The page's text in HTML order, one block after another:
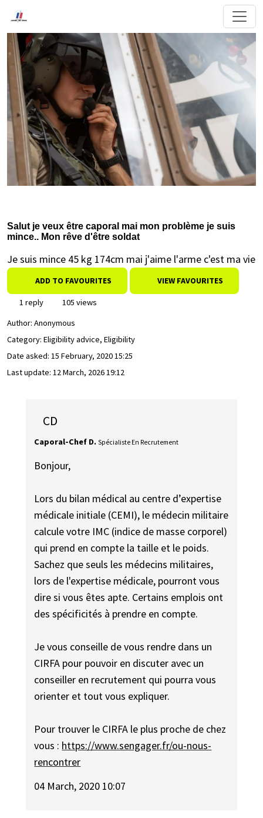
Salut je veux être caporal mai mon problème je suis
mince.. Mon rêve d'être soldat
Je suis mince 45 kg 174cm mai j'aime l'arme c'est ma vie
ADD TO FAVOURITES VIEW FAVOURITES
1 reply
105 views
Author: Anonymous
Category: Eligibility advice, Eligibility
Date asked: 15 February, 2020 15:25
Last update: 12 March, 2026 19:12
CD
Caporal-Chef D. Spécialiste En Recrutement
Bonjour,
Lors du bilan médical au centre d’expertise
médicale initiale (CEMI), le médecin militaire
calcule votre IMC (indice de masse corporel)
qui prend en compte la taille et le poids.
Sachez que seuls les médecins militaires,
lors de l'expertise médicale, pourront vous
dire si vous êtes apte. Certains emplois ont
des spécificités à prendre en compte.
Je vous conseille de vous rendre dans un
CIRFA pour pouvoir en discuter avec un
conseiller en recrutement qui pourra vous
orienter et tout vous expliquer.
Pour trouver le CIRFA le plus proche de chez
vous : https://www.sengager.fr/ou-nous-
rencontrer
04 March, 2020 10:07